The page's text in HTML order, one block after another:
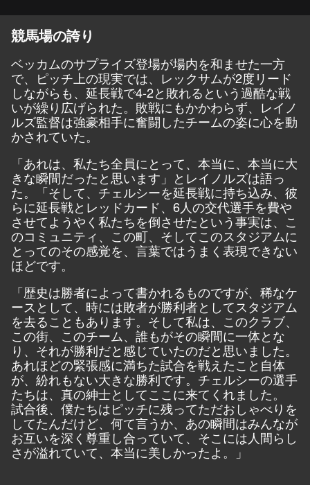
競馬場の誇り
ベッカムのサプライズ登場が場内を和ませた一方
で、ピッチ上の現実では、レックサムが2度リード
しながらも、 延長戦で4-2と敗れるという過酷な戦
いが繰り広げられた。敗戦にもかかわらず、レイノ
ルズ監督は強豪相手に奮闘したチームの姿に心を動
かされていた。
「あれは、私たち全員にとって、本当に、本当に大
きな瞬間だったと思います」とレイノルズは語っ
た。「そして、チェルシーを延長戦に持ち込み、彼
らに延長戦とレッドカード、6人の交代選手を費や
させてようやく私たちを倒させたという事実は、こ
のコミュニティ、この町、そしてこのスタジアムに
とってのその感覚を、言葉ではうまく表現できない
ほどです。
「歴史は勝者によって書かれるものですが、稀なケ
ースとして、時には敗者が勝利者としてスタジアム
を去ることもあります。そして私は、このクラブ、
この街、このチーム、誰もがその瞬間に一体とな
り、それが勝利だと感じていたのだと思いました。
あれほどの緊張感に満ちた試合を戦えたこと自体
が、紛れもない大きな勝利です。チェルシーの選手
たちは、真の紳士としてここに来てくれました。
試合後、僕たちはピッチに残ってただおしゃべりを
してたんだけど、何て言うか、あの瞬間はみんなが
お互いを深く尊重し合っていて、そこには人間らし
さが溢れていて、本当に美しかったよ。」